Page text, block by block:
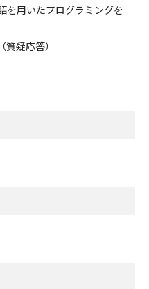
を用いたプログラミングを
疑応答）